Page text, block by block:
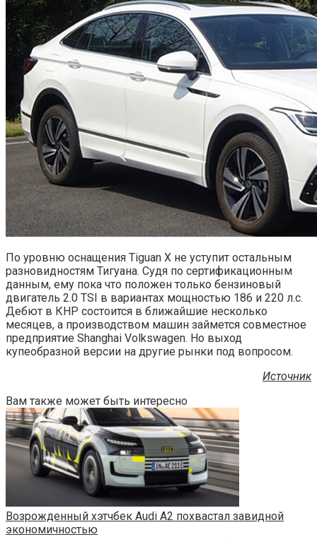
По уровню оснащения Tiguan X не уступит остальным
разновидностям Тигуана. Судя по сертификационным
данным, ему пока что положен только бензиновый
двигатель 2.0 TSI в вариантах мощностью 186 и 220 л.с.
Дебют в КНР состоится в ближайшие несколько
месяцев, а производством машин займется совместное
предприятие Shanghai Volkswagen. Но выход
купеобразной версии на другие рынки под вопросом.
Источник
Вам также может быть интересно
Возрожденный хэтчбек Audi A2 похвастал завидной
экономичностью